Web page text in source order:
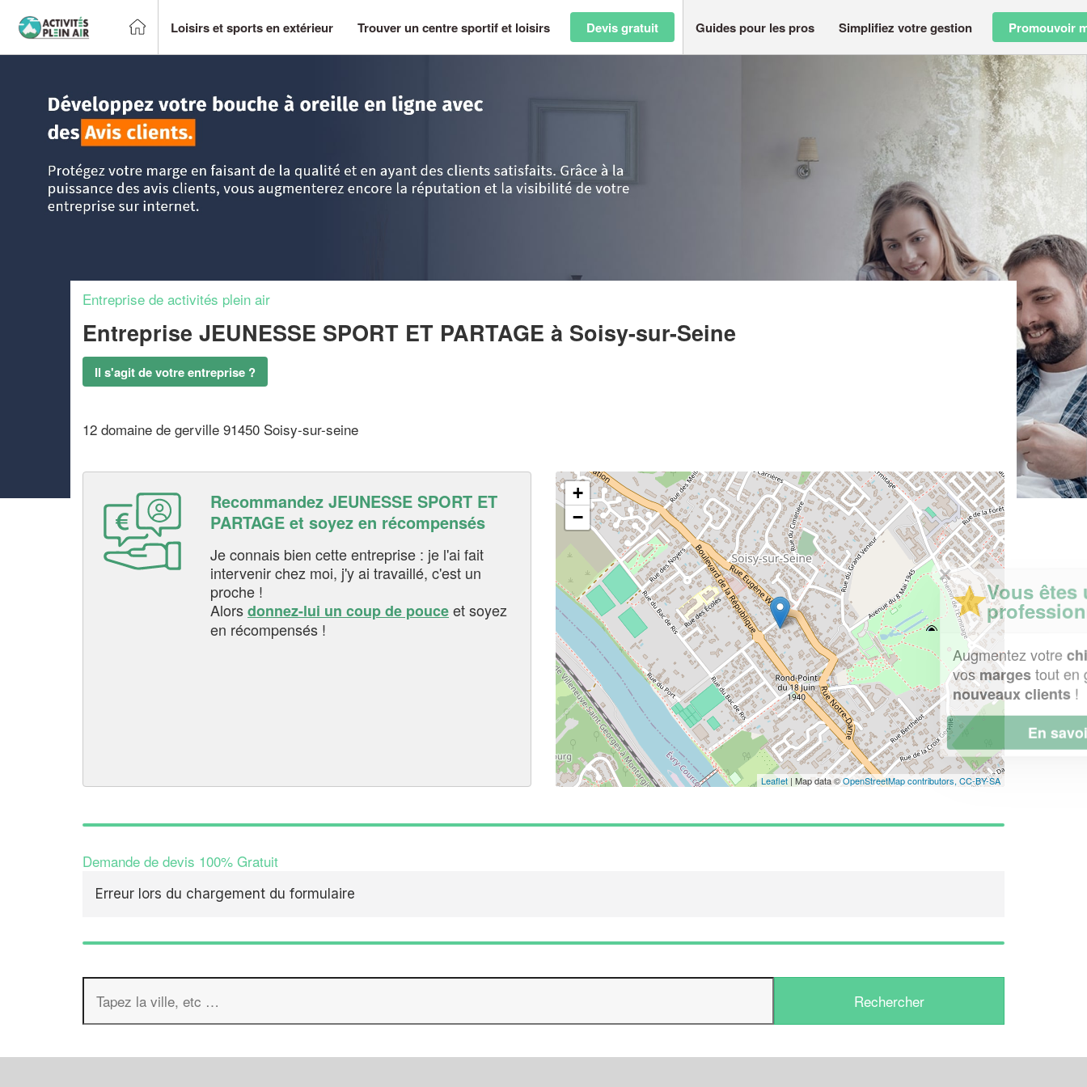
Loisirs et sports en extérieur Trouver un centre sportif et loisirs Devis gratuit Guides pour les pros Simplifiez votre gestion Promouvoir
Entreprise de activités plein air
Entreprise JEUNESSE SPORT ET PARTAGE à Soisy-sur-Seine
Il s'agit de votre entreprise ?
12 domaine de gerville 91450 Soisy-sur-seine
Recommandez JEUNESSE SPORT ET
PARTAGE et soyez en récompensés
Je connais bien cette entreprise : je l'ai fait
intervenir chez moi, j'y ai travaillé, c'est un
proche !
Alorsdonnez-lui un coup de pouceet soyez
en récompensés !
+
−
Leaflet | Map data ©OpenStreetMap contributors, CC-BY-SA
Demande de devis 100% Gratuit
Erreur lors du chargement du formulaire
✕
Vous êtes un
professionnel ?
Augmentez votrechiffre d'affaireset
vosmarges tout en gagnant de
nouveaux clients!
En savoir plus